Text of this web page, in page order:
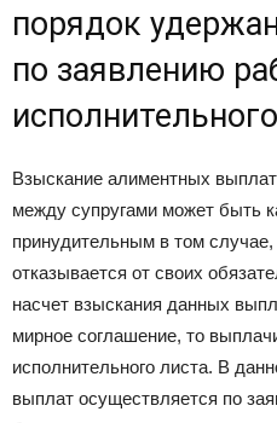
порядок
по заявлению
Взыскание алиментных
между супругами может быть
принудительным в том
отказывается от своих
насчет взыскания данных
мирное соглашение, то
исполнительного листа. В
выплат осуществляется по